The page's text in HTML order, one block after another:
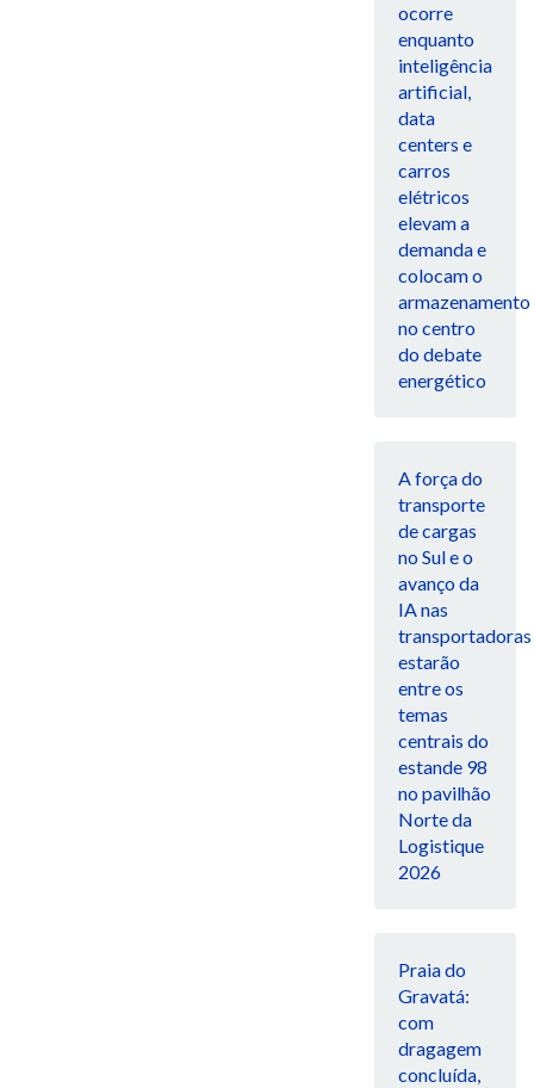
ocorre
enquanto
inteligência
artificial,
data
centers e
carros
elétricos
elevam a
demanda e
colocam o
armazenamento
no centro
do debate
energético
A força do
transporte
de cargas
no Sul e o
avanço da
IA nas
transportadoras
estarão
entre os
temas
centrais do
estande 98
no pavilhão
Norte da
Logistique
2026
Praia do
Gravatá:
com
dragagem
concluída,